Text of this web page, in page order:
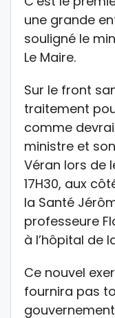
une grande
souligné le
Le Maire.
Sur le front
traitement
comme
ministre et
Véran lors de
17H30, aux
la Santé
professeure
à l’hôpital de
Ce nouvel
fournira pas